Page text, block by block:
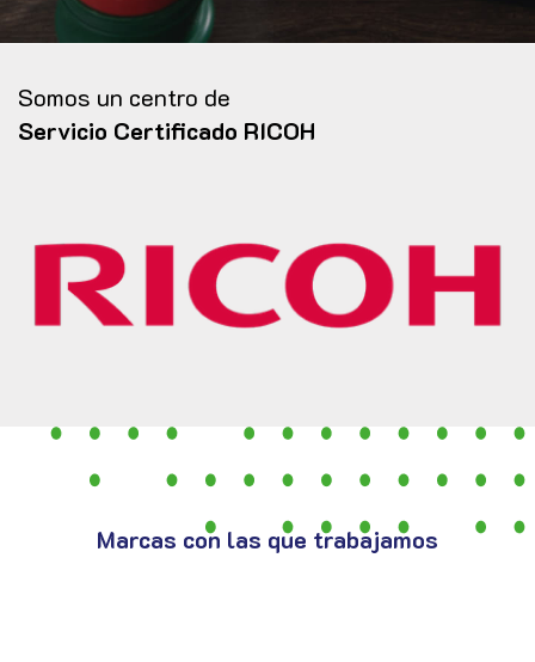
Somos un centro de
Servicio Certificado RICOH
Marcas con las que trabajamos